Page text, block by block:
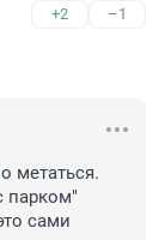
+2 –1
метаться.
парком"
сами